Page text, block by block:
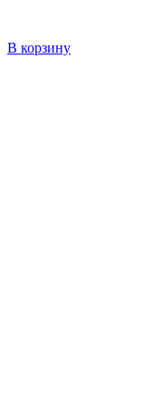
В корзину